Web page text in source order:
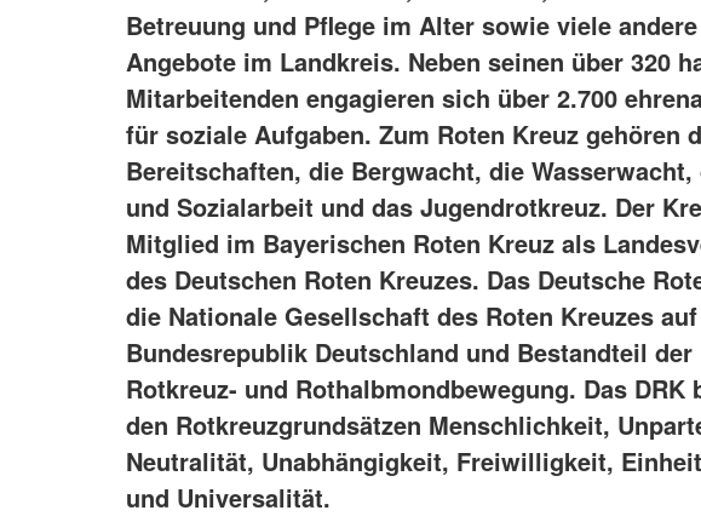
Betreuung und Pflege im Alter sowie viele
Angebote im Landkreis. Neben seinen über 320
Mitarbeitenden engagieren sich über 2.700
für soziale Aufgaben. Zum Roten Kreuz gehören
Bereitschaften, die Bergwacht, die
und Sozialarbeit und das Jugendrotkreuz. Der
Mitglied im Bayerischen Roten Kreuz als
des Deutschen Roten Kreuzes. Das Deutsche
die Nationale Gesellschaft des Roten Kreuzes
Bundesrepublik Deutschland und Bestandteil
Rotkreuz- und Rothalbmondbewegung. Das DRK
den Rotkreuzgrundsätzen Menschlichkeit,
Neutralität, Unabhängigkeit, Freiwilligkeit, Einheit
und Universalität.